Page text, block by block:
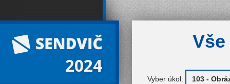
2024
Vyber úkol: